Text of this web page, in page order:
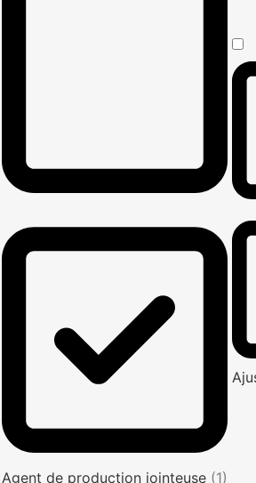
Agent de production jointeuse (1)